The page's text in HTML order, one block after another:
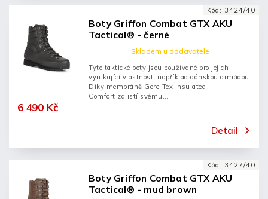
Boty Griffon Combat GTX AKU
Tactical® - černé
Skladem u dodavatele
6 490 Kč
Detail
Tyto taktické boty jsou používané pro jejich
vynikající vlastnosti například dánskou armádou.
Díky membráně Gore-Tex Insulated
Comfort zajistí svému...
Kód: 3424/40
Boty Griffon Combat GTX AKU
Tactical® - mud brown
Kód: 3427/40